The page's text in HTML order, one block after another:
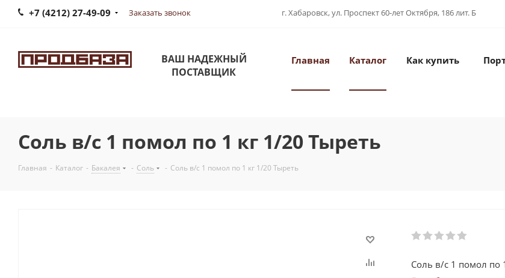
+7 (4212) 27-49-09 Заказать звонок г. Хабаровск, ул. Проспект 60-лет Октября, 186 лит. Б
ВАШ НАДЕЖНЫЙ
ПОСТАВЩИК
Главная Каталог Как купить
Соль в/с 1 помол по 1 кг 1/20 Тыреть
Главная - Каталог - Бакалея - Соль - Соль в/с 1 помол по 1 кг 1/20 Тыреть
Соль в/с 1 помол по